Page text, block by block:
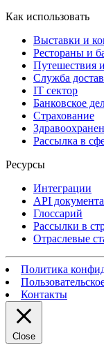
Как использовать
Выставки и
Рестораны и
Путешествия
Служба
IT сектор
Банковское
Страхование
Рассылка в
Ресурсы
Интеграции
API
Глоссарий
Рассылки в
Отраслевые
Политика
Контакты
Close